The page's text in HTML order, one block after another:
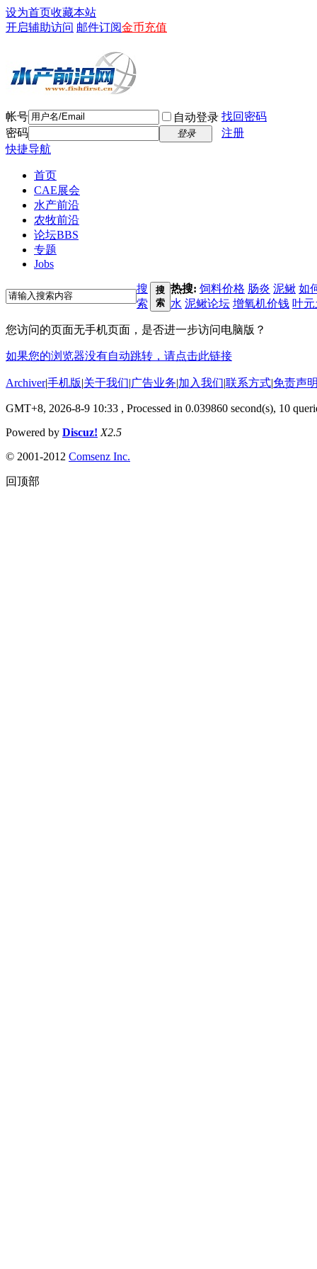
设为首页收藏本站
开启辅助访问 邮件订阅金币充值
帐号 自动登录 找回密码
密码
登录
注册
快捷导航
首页
CAE展会
水产前沿
农牧前沿
论坛BBS
专题
Jobs
搜
索
搜
索
热搜: 饲料价格 肠炎 泥鳅 如
水 泥鳅论坛 增氧机价钱 叶
您访问的页面无手机页面，是否进一步访问电脑版？
如果您的浏览器没有自动跳转，请点击此链接
Archiver|手机版|关于我们|广告业务|加入我们|联系方式|免责声
GMT+8, 2026-8-9 10:33 , Processed in 0.039860 second(s), 10
Powered by Discuz! X2.5
© 2001-2012 Comsenz Inc.
回顶部